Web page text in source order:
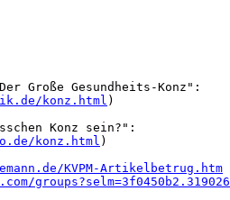
Große Gesundheits-Konz":
konz.html )
Konz sein?":
konz.html )
KVPM-Artikelbetrug.htm